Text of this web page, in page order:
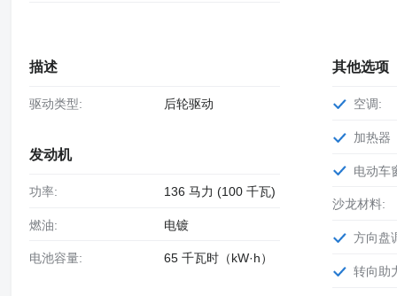
描述
驱动类型: 后轮驱动
发动机
功率: 136 马力 (100 千瓦)
燃油: 电镀
电池容量: 65 千瓦时（kW·h）
其他选项
空调:
加热器
电动
沙龙材料:
方向
转向